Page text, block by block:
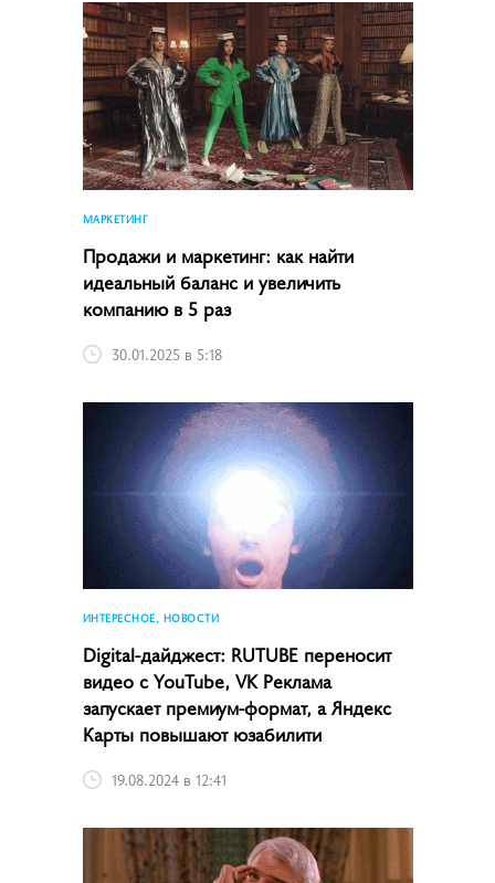
МАРКЕТИНГ
Продажи и маркетинг: как найти
идеальный баланс и увеличить
компанию в 5 раз
30.01.2025 в 5:18
ИНТЕРЕСНОЕ, НОВОСТИ
Digital-дайджест: RUTUBE переносит
видео с YouTube, VK Реклама
запускает премиум-формат, а Яндекс
Карты повышают юзабилити
19.08.2024 в 12:41